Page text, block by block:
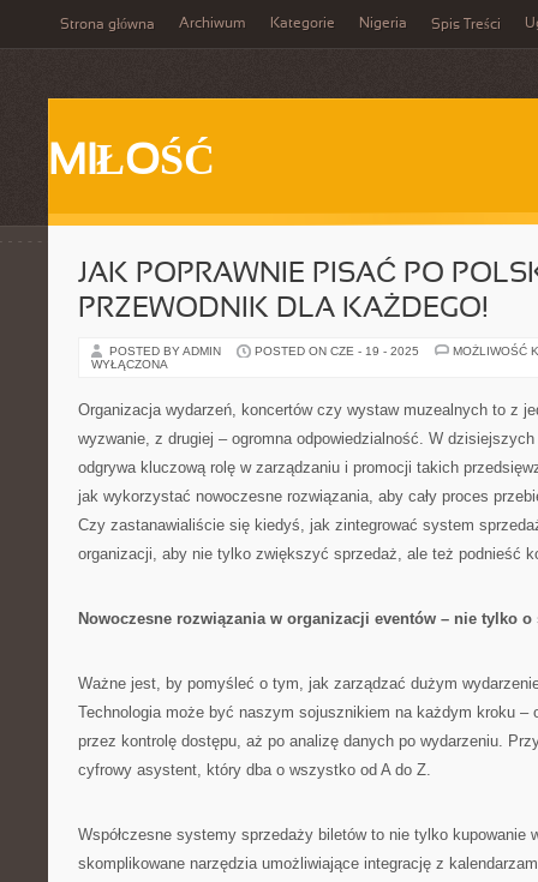
Strona główna Archiwum Kategorie Nigeria Spis Treści
MIŁOŚĆ
JAK POPRAWNIE PISAĆ PO
PRZEWODNIK DLA KAŻDEGO!
POSTED BY ADMIN POSTED ON CZE - 19 - 2025
MOŻLIWOŚĆ
WYŁĄCZONA
Organizacja wydarzeń, koncertów czy wystaw muzealnych to z
wyzwanie, z drugiej – ogromna odpowiedzialność. W
odgrywa kluczową rolę w zarządzaniu i promocji takich
jak wykorzystać nowoczesne rozwiązania, aby cały proces
Czy zastanawialiście się kiedyś, jak zintegrować system
organizacji, aby nie tylko zwiększyć sprzedaż, ale też podnieść
Nowoczesne rozwiązania w organizacji eventów – nie tylko
Ważne jest, by pomyśleć o tym, jak zarządzać dużym
Technologia może być naszym sojusznikiem na każdym kroku –
przez kontrolę dostępu, aż po analizę danych po wydarzeniu.
cyfrowy asystent, który dba o wszystko od A do Z.
Współczesne systemy sprzedaży biletów to nie tylko kupowanie
skomplikowane narzędzia umożliwiające integrację z